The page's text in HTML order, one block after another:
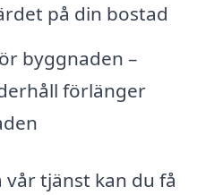
på din bostad
byggnaden –
förlänger
tjänst kan du få